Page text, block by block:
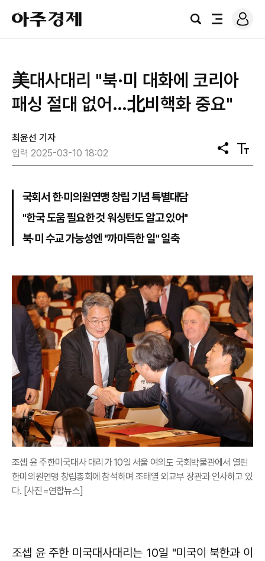
아
주
경
검
전
로
그
美대사대리 "북·미 대화에 코리아
패싱 절대 없어…北비핵화 중요"
최윤선 기자
입력 2025-03-10 18:02
공
유
텍
스
국회서 한·미의원연맹 창립 기념 특별대담
"한국 도움 필요한 것 워싱턴도 알고 있어"
북·미 수교 가능성엔 "까마득한 일" 일축
조셉 윤 주한미국대사 대리가 10일 서울 여의도 국회박물관에서 열린
한미의원연맹 창립총회에 참석하며 조태열 외교부 장관과 인사하고 있
다. [사진=연합뉴스]
조셉 윤주한 미국대사대리는 10일 "미국이 북한과 이